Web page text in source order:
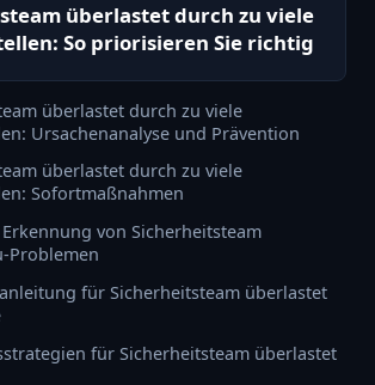
überlastet durch zu viele
So priorisieren Sie richtig
überlastet durch zu viele
Ursachenanalyse und Prävention
überlastet durch zu viele
Sofortmaßnahmen
Erkennung von Sicherheitsteam
Problemen
für Sicherheitsteam überlastet
für Sicherheitsteam überlastet